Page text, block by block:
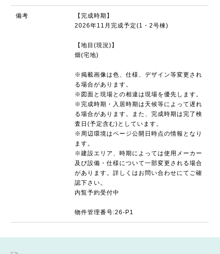
備考
【完成時期】
2026年11月完成予定(1・2号棟)
【地目(現況)】
畑(宅地)
※掲載画像は色、仕様、デザイン等変更され
る場合があります。
※図面と現場との相違は現場を優先します。
※完成時期・入居時期は天候等によって遅れ
る場合があります。また、完成時期は完了検
査日(予定含む)としています。
※周辺環境はページ公開日時点の情報となり
ます。
※建設エリア、時期によっては使用メーカー
及び設備・仕様について一部変更される場合
があります。詳しくはお問い合わせにてご確
認下さい。
内覧予約受付中
物件管理番号:26-P1